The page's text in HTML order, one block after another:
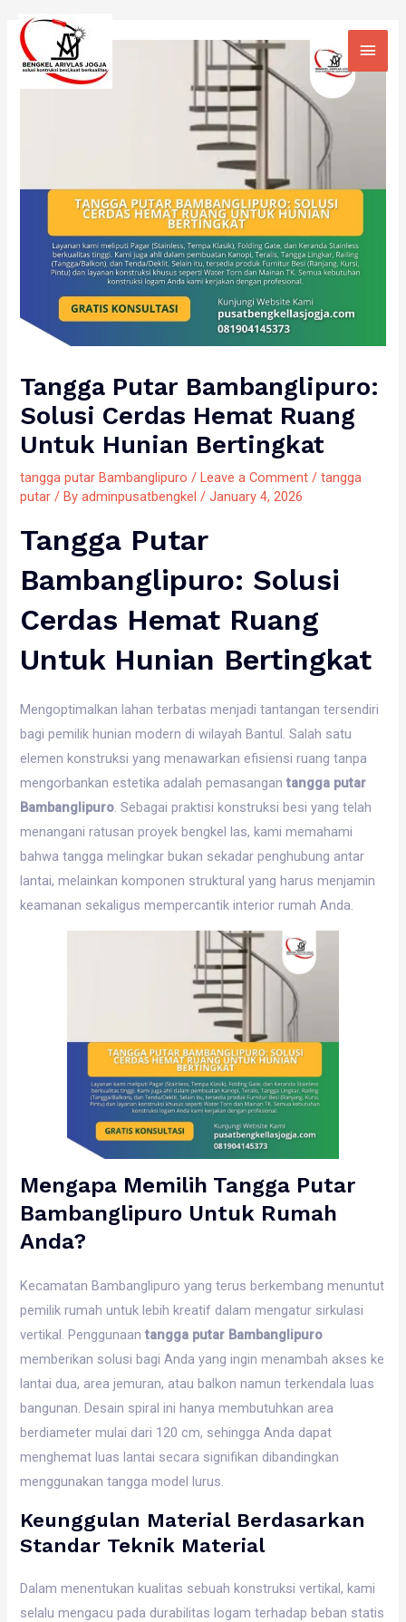
content
Tangga Putar Bambanglipuro:
Solusi Cerdas Hemat Ruang
Untuk Hunian Bertingkat
tangga putar Bambanglipuro /Leave a Comment /tangga
putar / Byadminpusatbengkel/January 4, 2026
Tangga Putar
Bambanglipuro: Solusi
Cerdas Hemat Ruang
Untuk Hunian Bertingkat
Mengoptimalkan lahan terbatas menjadi tantangan tersendiri
bagi pemilik hunian modern di wilayah Bantul. Salah satu
elemen konstruksi yang menawarkan efisiensi ruang tanpa
mengorbankan estetika adalah pemasangantangga putar
Bambanglipuro . Sebagai praktisi konstruksi besi yang telah
menangani ratusan proyek bengkel las, kami memahami
bahwa tangga melingkar bukan sekadar penghubung antar
lantai, melainkan komponen struktural yang harus menjamin
keamanan sekaligus mempercantik interior rumah Anda.
Mengapa Memilih Tangga Putar
Bambanglipuro Untuk Rumah
Anda?
Kecamatan Bambanglipuro yang terus berkembang menuntut
pemilik rumah untuk lebih kreatif dalam mengatur sirkulasi
vertikal. Penggunaantangga putar Bambanglipuro
memberikan solusi bagi Anda yang ingin menambah akses ke
lantai dua, area jemuran, atau balkon namun terkendala luas
bangunan. Desain spiral ini hanya membutuhkan area
berdiameter mulai dari 120 cm, sehingga Anda dapat
menghemat luas lantai secara signifikan dibandingkan
menggunakan tangga model lurus.
Keunggulan Material Berdasarkan
Standar Teknik Material
Dalam menentukan kualitas sebuah konstruksi vertikal, kami
selalu mengacu pada durabilitas logam terhadap beban statis